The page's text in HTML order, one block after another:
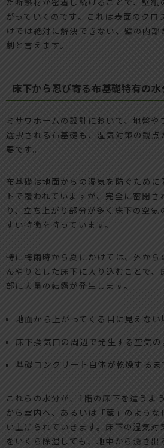
がっていくのです。これは表面のクロ
けでは絶対に解決できない、壁の内
劇と言えます。
床下から忍び寄る布基礎特有の
ミサワホームの設計において、地盤
選択される布基礎も、湿気対策の観
要です。
布基礎は地面からの湿気を防ぐため
トで覆われていますが、完全に密閉
り、立ち上がり部分が多く床下の空
すい特徴を持っています。
特に梅雨時から夏にかけては、外から
んやりとした床下に入り込むことで
部に大量の結露が発生します。
地面から上がってくる目に見えない
床下換気口の周辺で発生する空気の
基礎コンクリート自体が乾燥する
これらの水分が、1階の床下を這うよ
から室内へ、あるいは「蔵」のよう
い上げられていきます。床下の湿気
をいくら除湿しても、地中から湧き